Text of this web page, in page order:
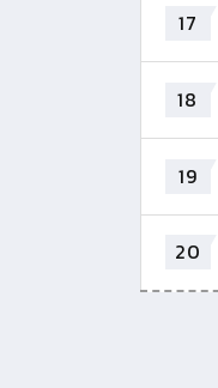
17
18
19
20